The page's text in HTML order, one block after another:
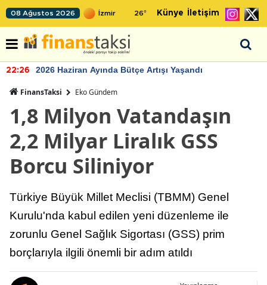
08 Ağustos 2026 26° Künye İletişim
22:26 2026 Haziran Ayında Bütçe Artışı Yaşandı
FinansTaksi Eko Gündem
1,8 Milyon Vatandaşın
2,2 Milyar Liralık GSS
Borcu Siliniyor
Türkiye Büyük Millet Meclisi (TBMM) Genel
Kurulu'nda kabul edilen yeni düzenleme ile
zorunlu Genel Sağlık Sigortası (GSS) prim
borçlarıyla ilgili önemli bir adım atıldı